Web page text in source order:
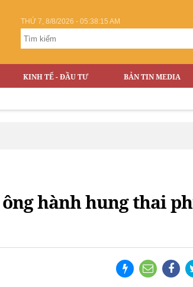
THỨ 7, 8/8/2026 - 05:38:15 AM
KINH TẾ - ĐẦU TƯ BẢN TIN MEDIA
hành hung thai